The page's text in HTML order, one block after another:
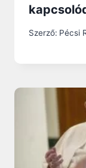
Szerző: Pécsi